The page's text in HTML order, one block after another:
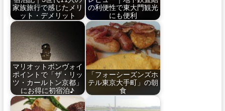
家族旅行で感じたメリ
ット・デメリット
の利便性で東大門観光
にも便利
マリオットボンヴォイ
ポイントで「ザ・リッ
ツ・カールトン京都」
にお得に初宿泊♪
「フォーシーズンズホ
テル東京大手町」の朝
食